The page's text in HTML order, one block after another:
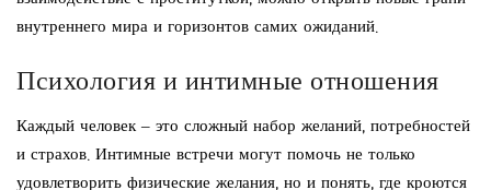
внутреннего мира и горизонтов самих ожиданий.
Психология и интимные отношения
Каждый человек – это сложный набор желаний, потребностей
и страхов. Интимные встречи могут помочь не только
удовлетворить физические желания, но и понять, где кроются